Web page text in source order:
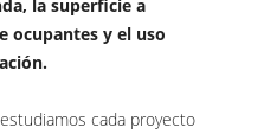
la superficie a
ocupantes y el uso
cada proyecto